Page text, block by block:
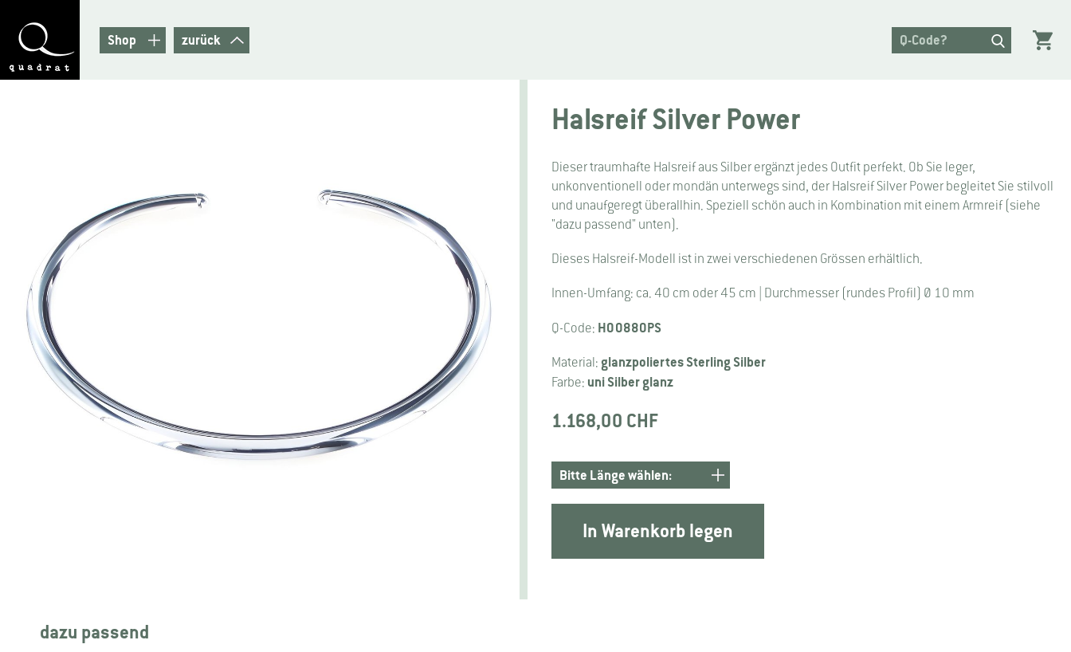
Shop zurück
Halsreif Silver Power
Dieser traumhafte Halsreif aus Silber ergänzt jedes Outfit perfekt. Ob Sie leger,
unkonventionell oder mondän unterwegs sind, der Halsreif Silver Power begleitet Sie stilvoll
und unaufgeregt überallhin. Speziell schön auch in Kombination mit einem Armreif (siehe
"dazu passend" unten).
Dieses Halsreif-Modell ist in zwei verschiedenen Grössen erhältlich.
Innen-Umfang: ca. 40 cm oder 45 cm | Durchmesser (rundes Profil) Ø 10 mm
Q-Code: H00880PS
Material:glanzpoliertes Sterling Silber
Farbe: uni Silber glanz
1.168,00 CHF
In Warenkorb legen
dazu passend